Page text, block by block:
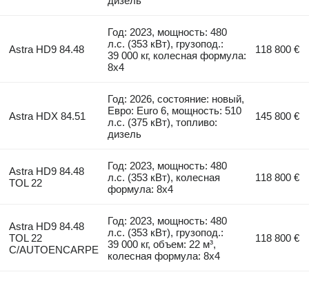
Astra HD9 84.48
Год: 2023, мощность: 480
л.с. (353 кВт), грузопод.:
39 000 кг, колесная формула:
8x4
118 800 €
Astra HDX 84.51
Год: 2026, состояние: новый,
Евро: Euro 6, мощность: 510
л.с. (375 кВт), топливо:
дизель
145 800 €
Astra HD9 84.48
TOL 22
Год: 2023, мощность: 480
л.с. (353 кВт), колесная
формула: 8x4
118 800 €
Astra HD9 84.48
TOL 22
C/AUTOENCARPE
Год: 2023, мощность: 480
л.с. (353 кВт), грузопод.:
39 000 кг, объем: 22 м³,
колесная формула: 8x4
118 800 €